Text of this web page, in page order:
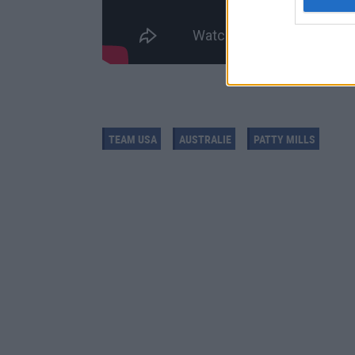
TEAM USA AUSTRALIE PATTY MILLS